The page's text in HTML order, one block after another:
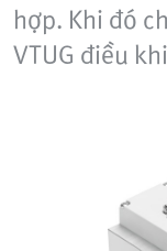
hợp. Khi đó
VTUG điều